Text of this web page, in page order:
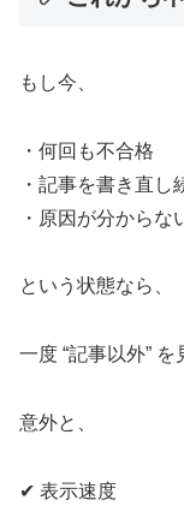
もし今、
・何回も不合格
・記事を書き直し
・原因が分からな
という状態なら、
一度 “記事以外” を
意外と、
✔ 表示速度